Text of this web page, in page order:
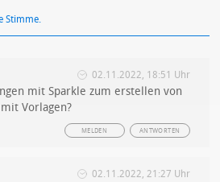
Stimme.
02.11.2022, 18:51 Uhr
mit Sparkle zum erstellen von
Vorlagen?
ANTWORTEN
MELDEN
02.11.2022, 21:27 Uhr